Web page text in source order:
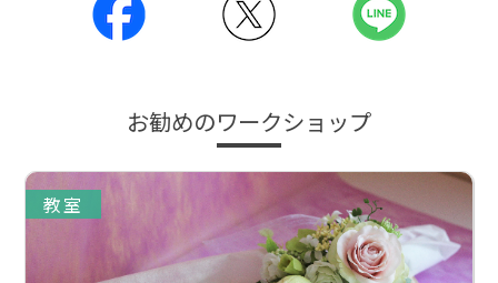
お勧めのワークショップ
教室